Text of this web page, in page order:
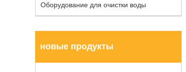
Оборудование для очистки воды
новые продукты